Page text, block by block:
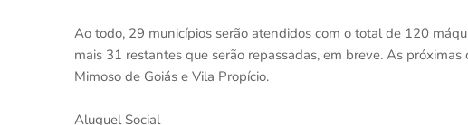
Ao todo, 29 municípios serão atendidos com o total de 120
mais 31 restantes que serão repassadas, em breve. As
Mimoso de Goiás e Vila Propício.
Aluguel Social